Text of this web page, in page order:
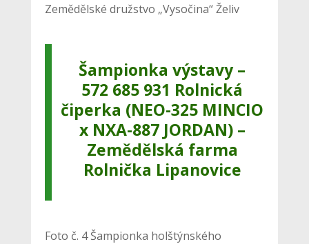
Zemědělské družstvo „Vysočina“ Želiv
Šampionka výstavy –
572 685 931 Rolnická
čiperka (NEO-325 MINCIO
x NXA-887 JORDAN) –
Zemědělská farma
Rolnička Lipanovice
Foto č. 4 Šampionka holštýnského